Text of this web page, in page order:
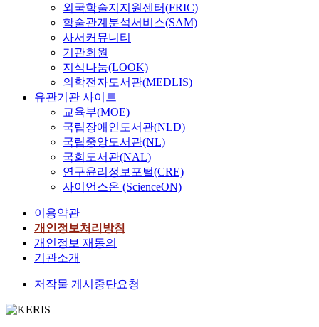
외국학술지지원센터(FRIC)
학술관계분석서비스(SAM)
사서커뮤니티
기관회원
지식나눔(LOOK)
의학전자도서관(MEDLIS)
유관기관 사이트
교육부(MOE)
국립장애인도서관(NLD)
국립중앙도서관(NL)
국회도서관(NAL)
연구윤리정보포털(CRE)
사이언스온 (ScienceON)
이용약관
개인정보처리방침
개인정보 재동의
기관소개
저작물 게시중단요청